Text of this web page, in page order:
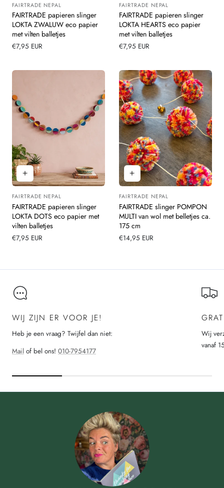
Leverancier:
FAIRTRADE NEPAL
FAIRTRADE papieren slinger
LOKTA ZWALUW eco papier
met vilten balletjes
Normale
€7,95 EUR
Leverancier:
FAIRTRADE NEPAL
FAIRTRADE papieren slinger
LOKTA HEARTS eco papier
met vilten balletjes
Normale
€7,95 EUR
Leverancier:
FAIRTRADE NEPAL
FAIRTRADE papieren slinger
LOKTA DOTS eco papier met
vilten balletjes
Normale
€7,95 EUR
Leverancier:
FAIRTRADE NEPAL
FAIRTRADE slinger POMPON
MULTI van wol met belletjes ca.
175 cm
Normale
€14,95 EUR
WIJ ZIJN ER VOOR JE!
Heb je een vraag? Twijfel dan niet:
Mail of bel ons! 010-7954177
Wij
vanaf